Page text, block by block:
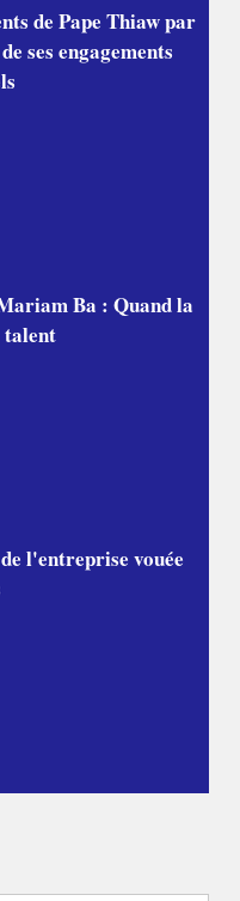
de Pape Thiaw par
ses engagements
Ba : Quand la
talent
l'entreprise vouée